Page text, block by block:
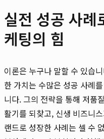
실전 성공 사례
케팅의 힘
이론은 누구나 말할 수 있습
한 가치는 수많은 성공 사례
니다. 그의 전략을 통해 저품
활기를 되찾고, 신생 비즈니
랜드로 성장한 사례는 셀 수